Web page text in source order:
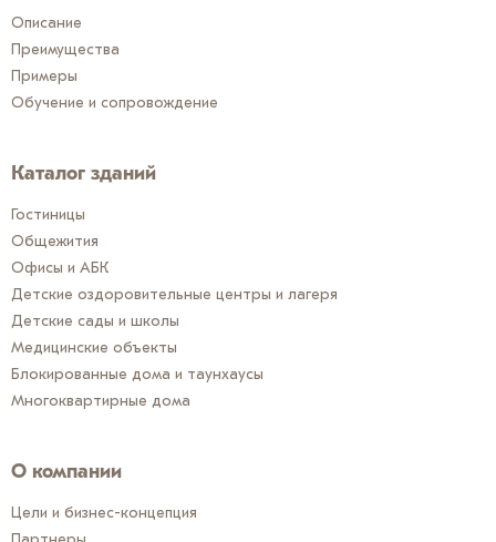
Описание
Преимущества
Примеры
Обучение и сопровождение
Каталог зданий
Гостиницы
Общежития
Офисы и АБК
Детские оздоровительные центры и лагеря
Детские сады и школы
Медицинские объекты
Блокированные дома и таунхаусы
Многоквартирные дома
О компании
Цели и бизнес-концепция